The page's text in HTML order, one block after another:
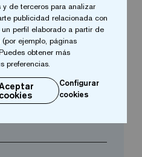
arrow_drop_down
de terceros para analizar
publicidad relacionada con
perfil elaborado a partir de
ejemplo, páginas
obtener más
preferencias.
cookies
Configurar
cookies